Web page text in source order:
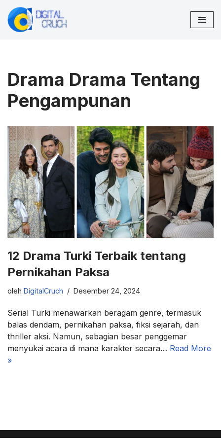
Lompat
Drama Drama Tentang
Pengampunan
12 Drama Turki Terbaik tentang
Pernikahan Paksa
oleh DigitalCruch Desember 24, 2024
Serial Turki menawarkan beragam genre, termasuk
balas dendam, pernikahan paksa, fiksi sejarah, dan
thriller aksi. Namun, sebagian besar penggemar
menyukai acara di mana karakter secara… Read More
»